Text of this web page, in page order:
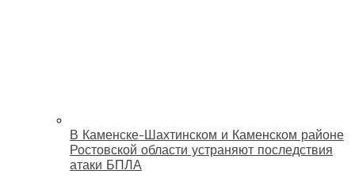
В Каменске-Шахтинском и Каменском районе
Ростовской области устраняют последствия
атаки БПЛА